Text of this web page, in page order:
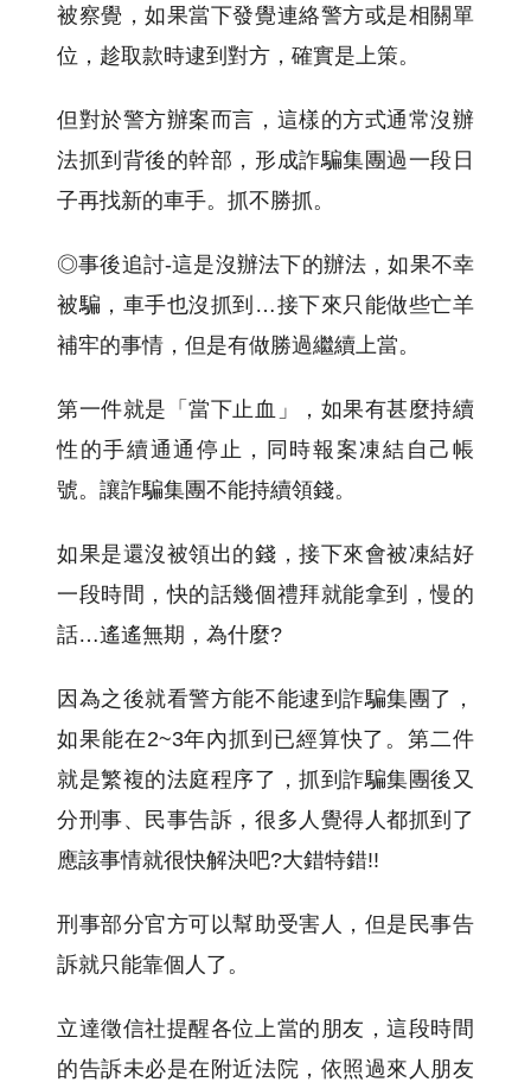
被察覺，如果當下發覺連絡警方或是相關單
位，趁取款時逮到對方，確實是上策。
但對於警方辦案而言，這樣的方式通常沒辦
法抓到背後的幹部，形成詐騙集團過一段日
子再找新的車手。抓不勝抓。
◎事後追討-這是沒辦法下的辦法，如果不幸
被騙，車手也沒抓到…接下來只能做些亡羊
補牢的事情，但是有做勝過繼續上當。
第一件就是「當下止血」，如果有甚麼持續
性的手續通通停止，同時報案凍結自己帳
號。讓詐騙集團不能持續領錢。
如果是還沒被領出的錢，接下來會被凍結好
一段時間，快的話幾個禮拜就能拿到，慢的
話…遙遙無期，為什麼?
因為之後就看警方能不能逮到詐騙集團了，
如果能在2~3年內抓到已經算快了。第二件
就是繁複的法庭程序了，抓到詐騙集團後又
分刑事、民事告訴，很多人覺得人都抓到了
應該事情就很快解決吧?大錯特錯!!
刑事部分官方可以幫助受害人，但是民事告
訴就只能靠個人了。
立達徵信社提醒各位上當的朋友，這段時間
的告訴未必是在附近法院，依照過來人朋友